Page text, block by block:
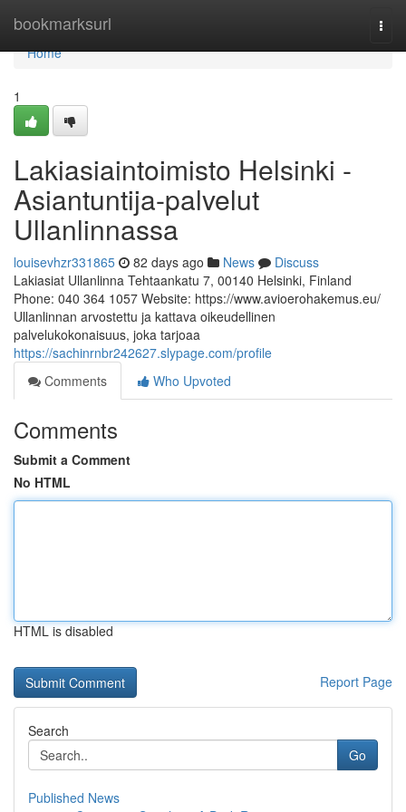
bookmarksurl
Home
Home
1
Lakiasiaintoimisto Helsinki -
Asiantuntija-palvelut
Ullanlinnassa
louisevhzr331865 82 days ago News
Discuss
Lakiasiat Ullanlinna Tehtaankatu 7, 00140 Helsinki, Finland
Phone: 040 364 1057 Website: https://www.avioerohakemus.eu/
Ullanlinnan arvostettu ja kattava oikeudellinen
palvelukokonaisuus, joka tarjoaa
https://sachinrnbr242627.slypage.com/profile
Comments
Who Upvoted
Comments
Submit a Comment
No HTML
HTML is disabled
Report Page
Search
Go
Published News